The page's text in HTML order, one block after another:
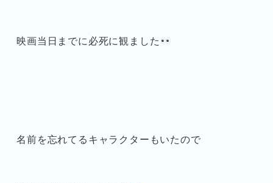
映画当日までに必死に観ました
名前を忘れてるキャラクターもいたので